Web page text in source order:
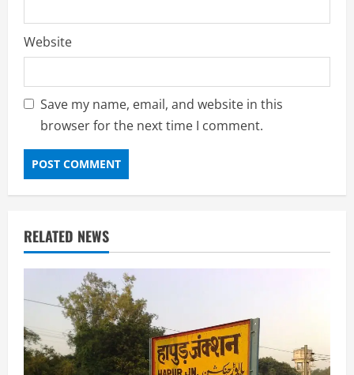
Website
Save my name, email, and website in this
browser for the next time I comment.
RELATED NEWS